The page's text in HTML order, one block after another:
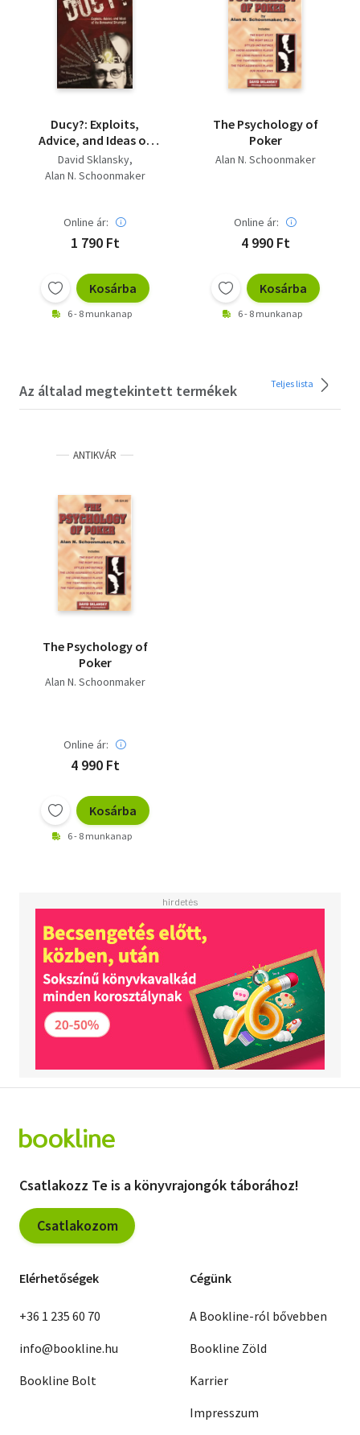
Ducy?: Exploits,
Advice, and Ideas of
the Renowned
Strategist - Újszerű.
David Sklansky
Alan N. Schoonmaker
Online ár:
1 790 Ft
Kosárba
6 - 8 munkanap
The Psychology of
Poker
Alan N. Schoonmaker
Online ár:
4 990 Ft
Kosárba
6 - 8 munkanap
Az általad megtekintett termékek Teljes lista
ANTIKVÁR
The Psychology of
Poker
Alan N. Schoonmaker
Online ár:
4 990 Ft
Kosárba
6 - 8 munkanap
Csatlakozz Te is a könyvrajongók táborához!
Csatlakozom
Elérhetőségek
+36 1 235 60 70
info@bookline.hu
Bookline Bolt
Cégünk
A Bookline-ról bővebben
Bookline Zöld
Karrier
Impresszum